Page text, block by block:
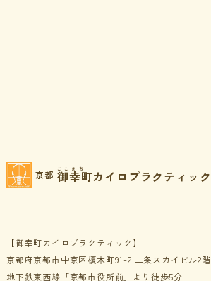
京都 ごこまち
御幸町カイロプラクティック
【御幸町カイロプラクティック】
京都府京都市中京区榎木町91-2 二条スカイビル2階
地下鉄東西線「京都市役所前」より徒歩5分